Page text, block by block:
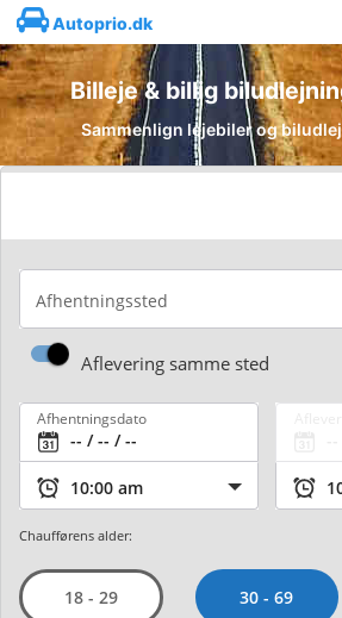
Autoprio.dk
Billeje & billig
Sammenlign lejebiler og
Afhentningssted
Aflevering samme sted
Afhentningsdato
Chaufførens alder:
18 - 29 30 - 69